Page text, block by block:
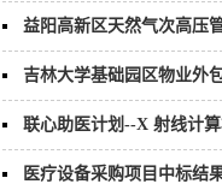
益阳高新区天然气次高压
吉林大学基础园区物业外
联心助医计划--X 射线计
医疗设备采购项目中标结